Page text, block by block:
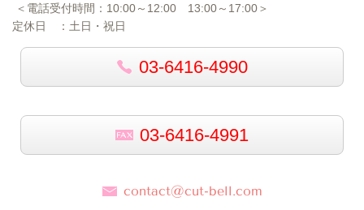
＜電話受付時間： 10:00～12:00 13:00～17:00＞
定休日 ：土日・祝日
03-6416-4990
03-6416-4991
contact@cut-bell.com